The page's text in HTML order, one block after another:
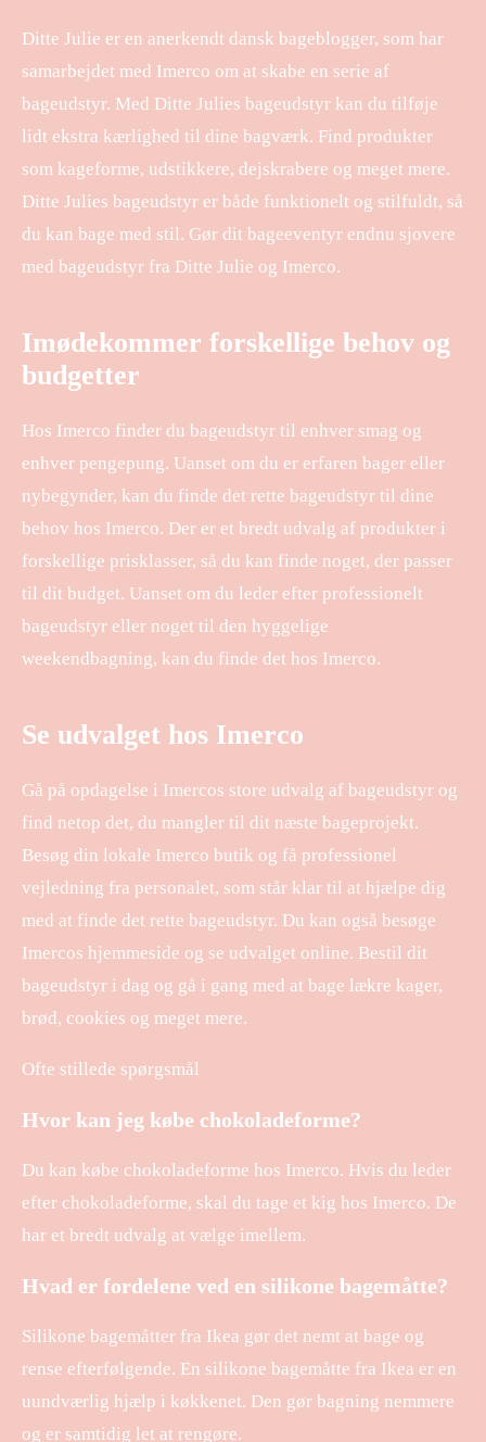
Ditte Julie er en anerkendt dansk bageblogger, som har
samarbejdet med Imerco om at skabe en serie af
bageudstyr. Med Ditte Julies bageudstyr kan du tilføje
lidt ekstra kærlighed til dine bagværk. Find produkter
som kageforme, udstikkere, dejskrabere og meget mere.
Ditte Julies bageudstyr er både funktionelt og stilfuldt, så
du kan bage med stil. Gør dit bageeventyr endnu sjovere
med bageudstyr fra Ditte Julie og Imerco.
Imødekommer forskellige behov og
budgetter
Hos Imerco finder du bageudstyr til enhver smag og
enhver pengepung. Uanset om du er erfaren bager eller
nybegynder, kan du finde det rette bageudstyr til dine
behov hos Imerco. Der er et bredt udvalg af produkter i
forskellige prisklasser, så du kan finde noget, der passer
til dit budget. Uanset om du leder efter professionelt
bageudstyr eller noget til den hyggelige
weekendbagning, kan du finde det hos Imerco.
Se udvalget hos Imerco
Gå på opdagelse i Imercos store udvalg af bageudstyr og
find netop det, du mangler til dit næste bageprojekt.
Besøg din lokale Imerco butik og få professionel
vejledning fra personalet, som står klar til at hjælpe dig
med at finde det rette bageudstyr. Du kan også besøge
Imercos hjemmeside og se udvalget online. Bestil dit
bageudstyr i dag og gå i gang med at bage lækre kager,
brød, cookies og meget mere.
Ofte stillede spørgsmål
Hvor kan jeg købe chokoladeforme?
Du kan købe chokoladeforme hos Imerco. Hvis du leder
efter chokoladeforme, skal du tage et kig hos Imerco. De
har et bredt udvalg at vælge imellem.
Hvad er fordelene ved en silikone bagemåtte?
Silikone bagemåtter fra Ikea gør det nemt at bage og
rense efterfølgende. En silikone bagemåtte fra Ikea er en
uundværlig hjælp i køkkenet. Den gør bagning nemmere
og er samtidig let at rengøre.